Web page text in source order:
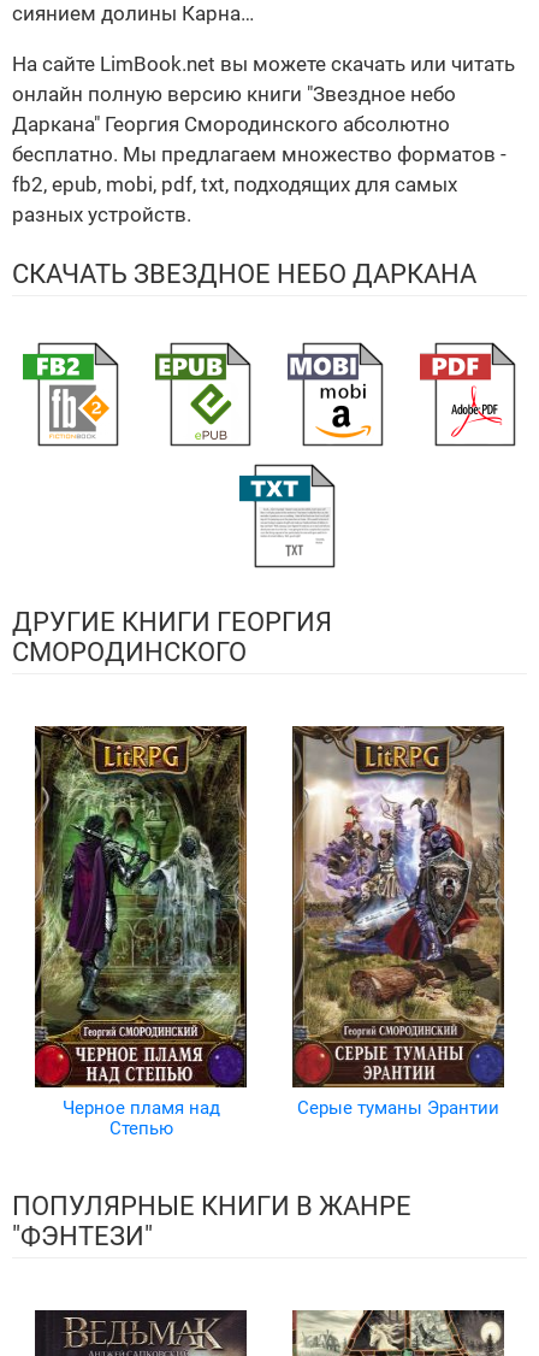
сиянием долины Карна…
На сайте LimBook.net вы можете скачать или читать
онлайн полную версию книги "Звездное небо
Даркана" Георгия Смородинского абсолютно
бесплатно. Мы предлагаем множество форматов -
fb2, epub, mobi, pdf, txt, подходящих для самых
разных устройств.
СКАЧАТЬ ЗВЕЗДНОЕ НЕБО ДАРКАНА
ДРУГИЕ КНИГИ ГЕОРГИЯ
СМОРОДИНСКОГО
Черное пламя над
Степью
Серые туманы Эрантии
ПОПУЛЯРНЫЕ КНИГИ В ЖАНРЕ
"ФЭНТЕЗИ"